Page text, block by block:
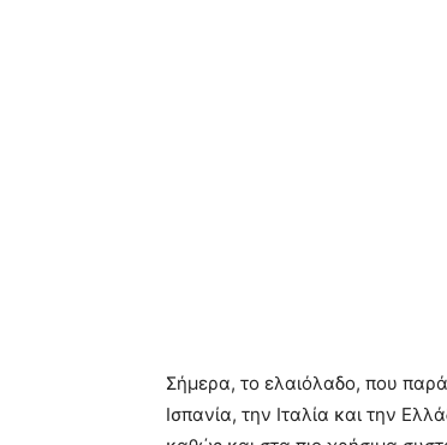
Σήμερα, το ελαιόλαδο, που
Ισπανία, την Ιταλία και την